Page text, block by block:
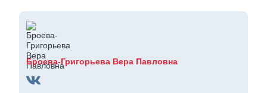
Броева-Григорьева Вера Павловна